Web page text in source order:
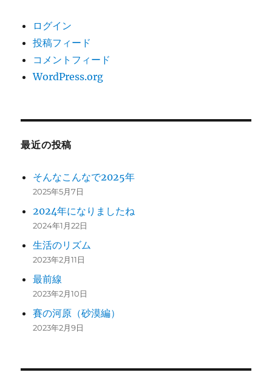
ログイン
投稿フィード
コメントフィード
WordPress.org
最近の投稿
そんなこんなで2025年
2025年5月7日
2024年になりましたね
2024年1月22日
生活のリズム
2023年2月11日
最前線
2023年2月10日
賽の河原（砂漠編）
2023年2月9日